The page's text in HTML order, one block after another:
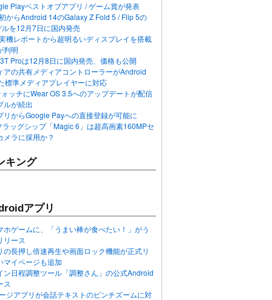
Playベストオブアプリ / ゲーム賞が発表
からAndroid 14のGalaxy Z Fold 5 / Flip 5の
を12月7日に国内発売
機レポートから超明るいディスプレイを搭載
判明
Proは12月8日に国内発売、価格も公開
アの共有メディアコントローラーがAndroid
標準メディアプレイヤーに対応
ッチにWear OS 3.5へのアップデートが配信
ルが続出
リからGoogle Payへの直接登録が可能に
ッグシップ「Magic 6」は超高画素160MPセ
メラに採用か？
キング
アプリ
ホゲームに、「うまい棒が食べたい！」がう
リース
の長押し倍速再生や画面ロック機能が正式リ
マイページも追加
ン日程調整ツール「調整さん」の公式Android
ス
ジアプリが会話テキストのピンチズームに対